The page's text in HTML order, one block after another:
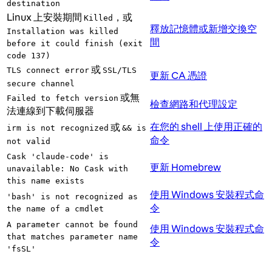
destination
Linux 上安裝期間 Killed ，或
Installation was killed
before it could finish (exit
code 137)
釋放記憶體或新增交換空
間
TLS connect error 或 SSL/TLS
secure channel
更新 CA 憑證
Failed to fetch version 或無
法連線到下載伺服器
檢查網路和代理設定
irm is not recognized 或 && is
not valid
在您的 shell 上使用正確的
命令
Cask 'claude-code' is
unavailable: No Cask with
this name exists
更新 Homebrew
'bash' is not recognized as
the name of a cmdlet
使用 Windows 安裝程式命
令
A parameter cannot be found
that matches parameter name
'fsSL'
使用 Windows 安裝程式命
令